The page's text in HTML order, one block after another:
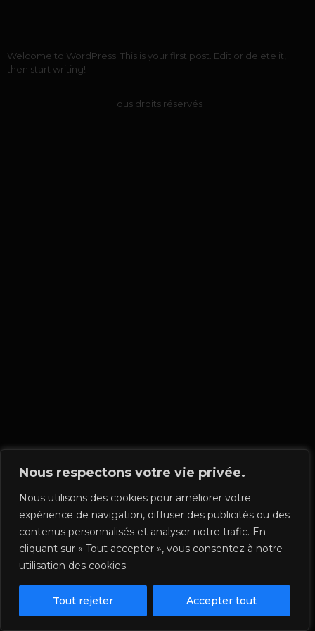
Nous respectons votre vie privée.
Nous utilisons des cookies pour améliorer votre
expérience de navigation, diffuser des publicités ou des
contenus personnalisés et analyser notre trafic. En
cliquant sur « Tout accepter », vous consentez à notre
utilisation des cookies.
Tout rejeter Accepter tout
Welcome to WordPress. This is your first post. Edit or delete it,
then start writing!
Tous droits réservés